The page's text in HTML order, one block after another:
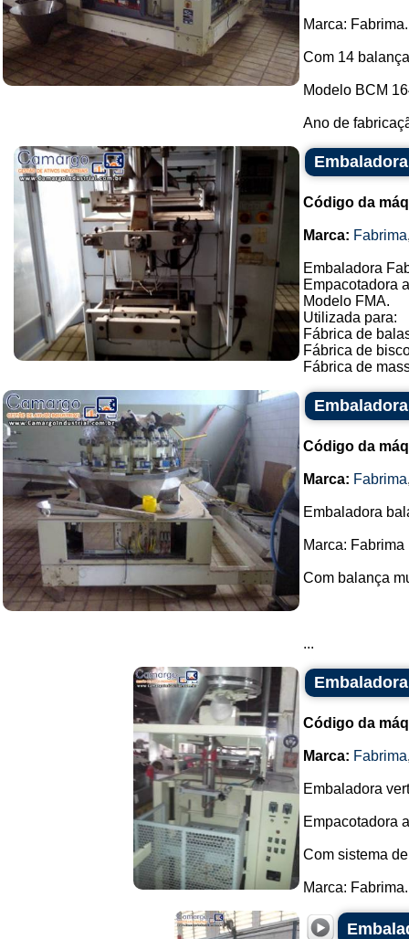
Marca: Fabrima.
Com 14
Modelo BCM
Ano de
Código da
Marca: Fabrima
Embaladora
Empacotadora
Modelo FMA.
Utilizada para:
Fábrica de
Fábrica de
Fábrica de
Código da
Marca: Fabrima
Embaladora
Marca: Fabrima
Com balança
...
Código da
Marca: Fabrima
Embaladora
Empacotadora
Com sistema
Marca: